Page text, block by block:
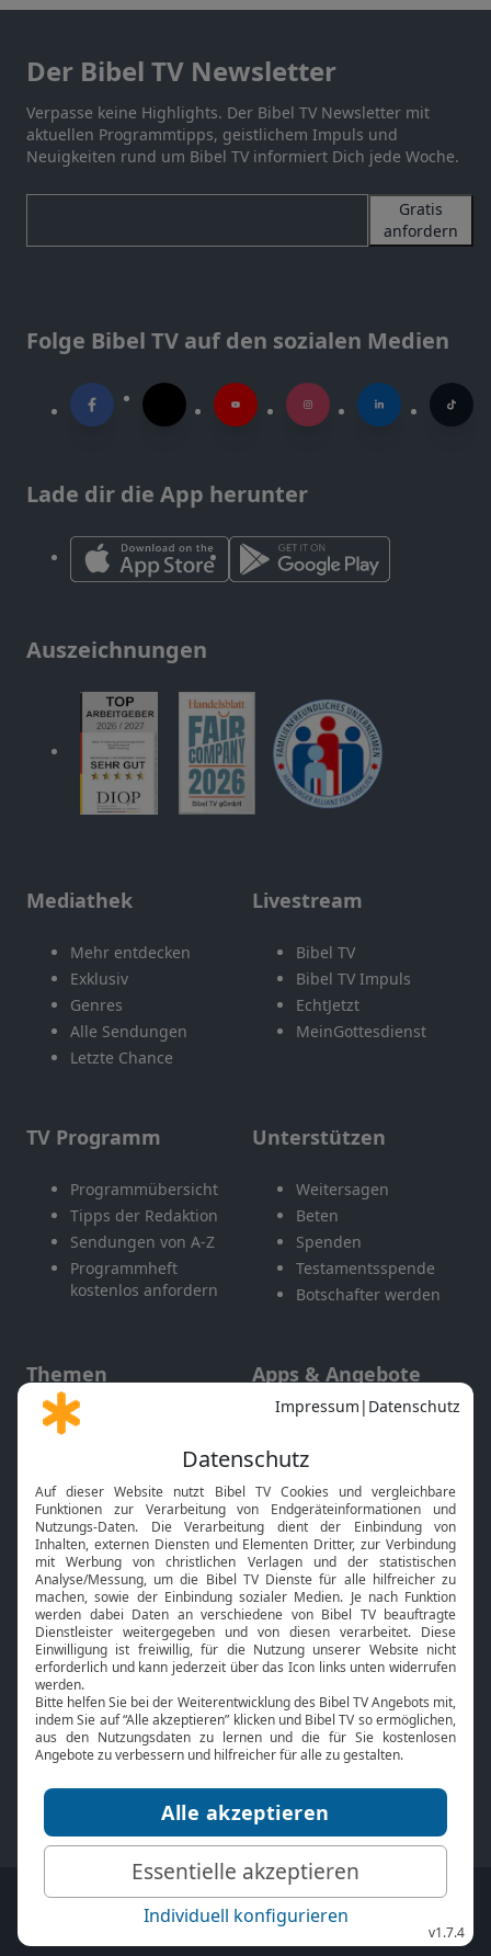
Der Bibel TV Newsletter
Verpasse keine Highlights. Der Bibel TV Newsletter mit
aktuellen Programmtipps, geistlichem Impuls und
Neuigkeiten rund um Bibel TV informiert Dich jede Woche.
Gratis
anfordern
Folge Bibel TV auf den sozialen Medien
Lade dir die App herunter
Auszeichnungen
Mediathek
Mehr entdecken
Exklusiv
Genres
Alle Sendungen
Letzte Chance
Livestream
Bibel TV
Bibel TV Impuls
EchtJetzt
MeinGottesdienst
TV Programm
Programmübersicht
Tipps der Redaktion
Sendungen von A-Z
Programmheft
kostenlos anfordern
Unterstützen
Weitersagen
Beten
Spenden
Testamentsspende
Botschafter werden
Themen
Gott und Bibel erklärt
Neuigkeiten
Apps & Angebote
Mobile App
Smart TV
HbbTV
Bibelthek Online-Bibel
Nächster Gottesdienst
Bibel TV
Über uns
Jobs
Mediadaten
Service
Kontakt
TV-Empfang
bibeltv.de: Impressum
Datenschutz
Nutzungsbedingungen
Fakten Bibel TV App